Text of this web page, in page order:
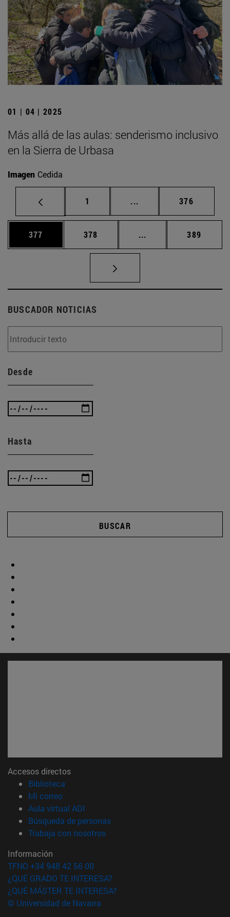
01 | 04 | 2025
Más allá de las aulas: senderismo inclusivo
en la Sierra de Urbasa
Imagen Cedida
Página
1 ... Páginas intermedias
Página
376
Página
377 Página
378 ... Páginas intermedias
Página
389
BUSCADOR NOTICIAS
Desde
Hasta
BUSCAR
Accesos directos
Biblioteca
Mi correo(abre en nueva ventana)
Aula virtual ADI
Búsqueda de personas(abre en nueva ventana)
Trabaja con nosotros(abre en nueva ventana)
Información
TFNO +34 948 42 56 00
¿QUÉ GRADO TE INTERESA?
¿QUÉ MÁSTER TE INTERESA?
© Universidad de Navarra